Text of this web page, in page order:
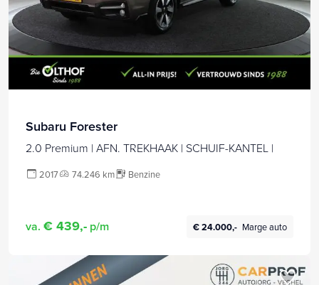
Subaru Forester
2.0 Premium | AFN. TREKHAAK | SCHUIF-KANTEL |
2017 74.246 km Benzine
va. € 439,- p/m € 24.000,- Marge auto